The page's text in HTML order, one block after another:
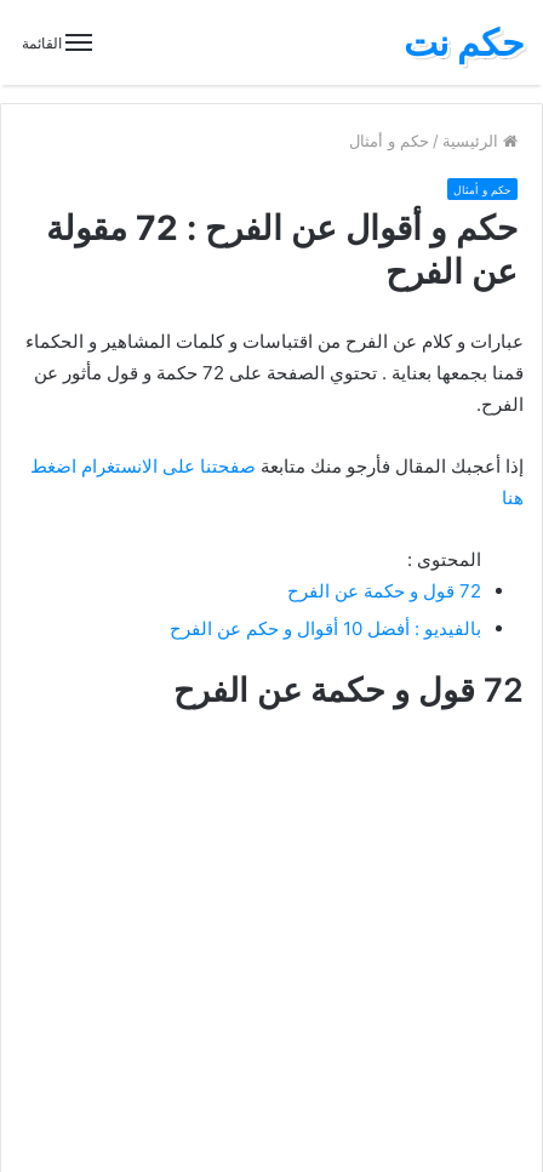
القائمة حكم نت
الرئيسية / حكم و أمثال
حكم و أمثال
حكم و أقوال عن الفرح : 72 مقولة
عن الفرح
عبارات و كلام عن الفرح من اقتباسات و كلمات المشاهير و الحكماء
قمنا بجمعها بعناية . تحتوي الصفحة على 72 حكمة و قول مأثور عن
الفرح.
إذا أعجبك المقال فأرجو منك متابعة صفحتنا على الانستغرام اضغط
هنا
المحتوى :
72 قول و حكمة عن الفرح
بالفيديو : أفضل 10 أقوال و حكم عن الفرح
72 قول و حكمة عن الفرح